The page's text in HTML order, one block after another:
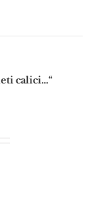
calici…“